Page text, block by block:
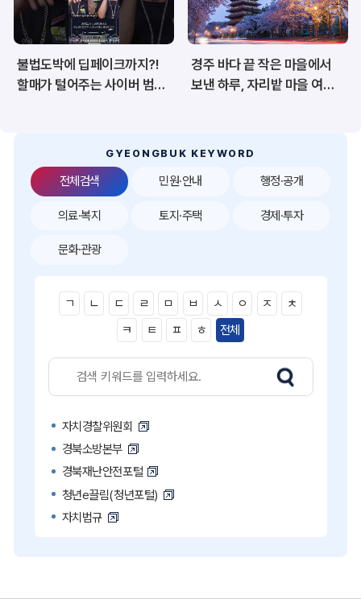
재난/안전/재해 산업/토지/주택
환경 시험정보
공공데이터&통계
불법도박에 딥페이크까지?!
할매가 털어주는 사이버 범죄
경주 바다 끝 작은 마을에서
보낸 하루, 자리밭 마을 여름
GYEONGBUK KEYWORD
전체검색
ㄱ ㄴ ㄷ ㄹ ㅁ ㅂ ㅅ ㅇ ㅈ
ㅊ
ㅋ
ㅌ ㅍ ㅎ 전체
자치경찰위원회
경북소방본부
경북재난안전포털
청년e끌림(청년포털)
자치법규
민원·안내 행정·공개
의료·복지 토지·주택 경제·투자
문화·관광